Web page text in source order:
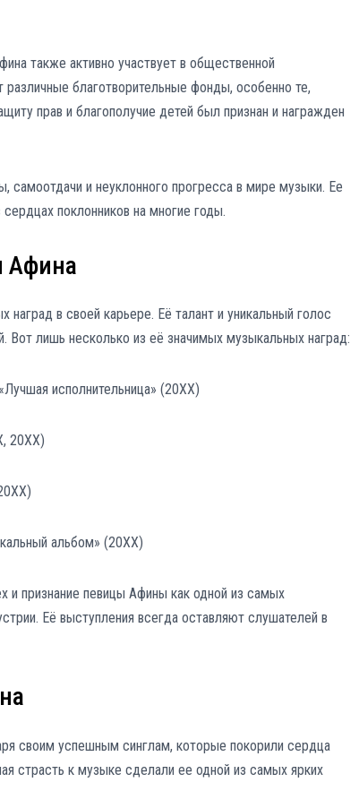
также активно участвует в общественной
благотворительные фонды, особенно те,
прав и благополучие детей был признан и награжден
и неуклонного прогресса в мире музыки. Ее
поклонников на многие годы.
Афина
в своей карьере. Её талант и уникальный голос
Вот лишь несколько из её значимых музыкальных наград:
исполнительница» (20XX)
20XX)
альбом» (20XX)
и признание певицы Афины как одной из самых
Её выступления всегда оставляют слушателей в
своим успешным синглам, которые покорили сердца
страсть к музыке сделали ее одной из самых ярких